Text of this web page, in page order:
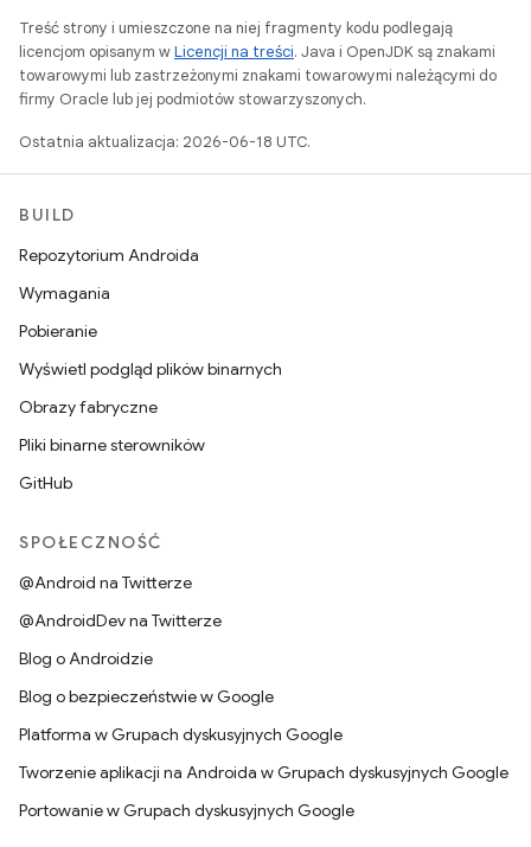
Treść strony i umieszczone na niej fragmenty kodu podlegają
licencjom opisanym wLicencji na treści. Java i OpenJDK są znakami
towarowymi lub zastrzeżonymi znakami towarowymi należącymi do
firmy Oracle lub jej podmiotów stowarzyszonych.
Ostatnia aktualizacja: 2026-06-18 UTC.
BUILD
Repozytorium Androida
Wymagania
Pobieranie
Wyświetl podgląd plików binarnych
Obrazy fabryczne
Pliki binarne sterowników
GitHub
SPOŁECZNOŚĆ
@Android na Twitterze
@AndroidDev na Twitterze
Blog o Androidzie
Blog o bezpieczeństwie w Google
Platforma w Grupach dyskusyjnych Google
Tworzenie aplikacji na Androida w Grupach dyskusyjnych Google
Portowanie w Grupach dyskusyjnych Google